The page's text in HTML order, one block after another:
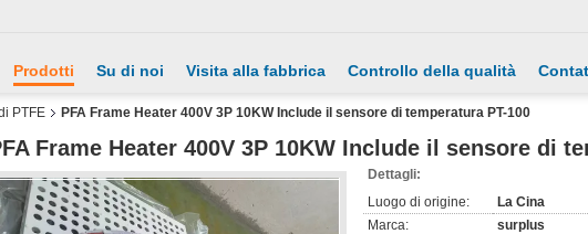
Prodotti Su di noi Visita alla fabbrica Controllo della qualità
PTFE PFA Frame Heater 400V 3P 10KW Include il sensore di temperatura PT-100
Frame Heater 400V 3P 10KW Include il sensore di
Dettagli:
Luogo di origine:
La Cina
Marca:
surplus